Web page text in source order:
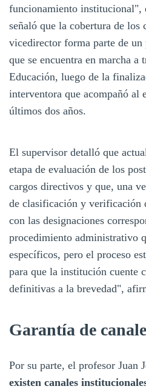
funcionamiento institucional",
señaló que la cobertura de los
vicedirector forma parte de
que se encuentra en marcha
Educación, luego de la
interventora que acompañó al
últimos dos años.
El supervisor detalló que
etapa de evaluación de los
cargos directivos y que, una
de clasificación y verificación
con las designaciones
procedimiento administrativo
específicos, pero el proceso
para que la institución cuente
definitivas a la brevedad",
Garantía de
Por su parte, el profesor Juan
existen canales